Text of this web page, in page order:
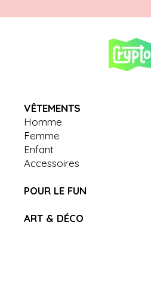
VÊTEMENTS
Homme
Femme
Enfant
Accessoires
POUR LE FUN
ART & DÉCO